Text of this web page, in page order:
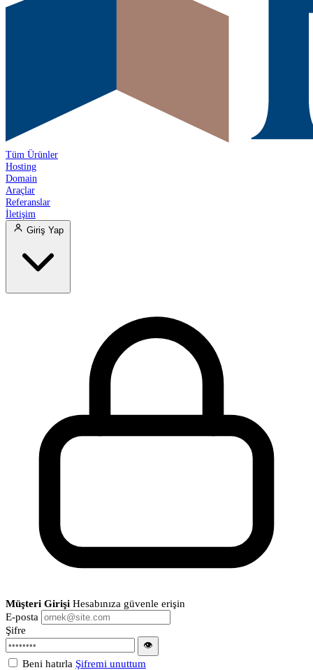
Tüm Ürünler
Hosting
Domain
Araçlar
Referanslar
İletişim
Giriş Yap
Müşteri Girişi Hesabınıza güvenle erişin
E-posta
Şifre
👁
Beni hatırla Şifremi unuttum